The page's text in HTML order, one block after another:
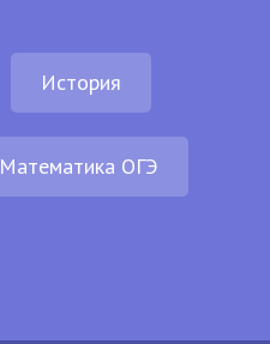
История
Математика ОГЭ